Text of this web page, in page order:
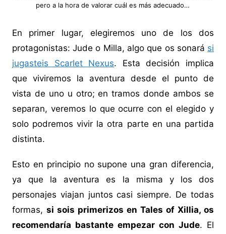
pero a la hora de valorar cuál es más adecuado…
En primer lugar, elegiremos uno de los dos
protagonistas: Jude o Milla, algo que os sonará si
jugasteis Scarlet Nexus. Esta decisión implica
que viviremos la aventura desde el punto de
vista de uno u otro; en tramos donde ambos se
separan, veremos lo que ocurre con el elegido y
solo podremos vivir la otra parte en una partida
distinta.
Esto en principio no supone una gran diferencia,
ya que la aventura es la misma y los dos
personajes viajan juntos casi siempre. De todas
formas, si sois primerizos en Tales of Xillia, os
recomendaría bastante empezar con Jude. El